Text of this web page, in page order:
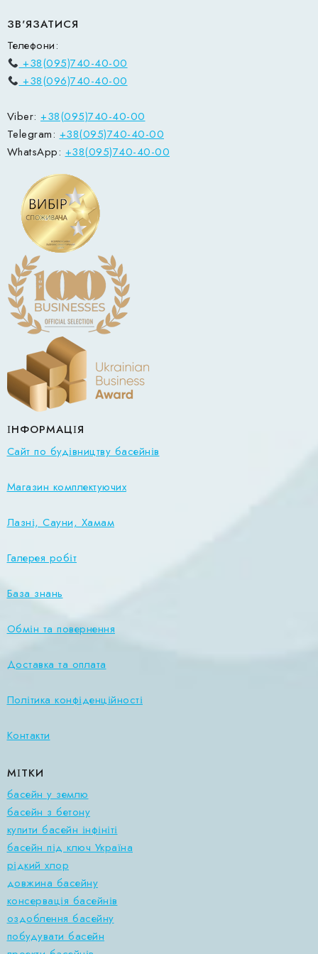
ЗВ'ЯЗАТИСЯ
Телефони:
+38(095)740-40-00
+38(096)740-40-00
Viber: +38(095)740-40-00
Telegram:+38(095)740-40-00
WhatsApp:+38(095)740-40-00
ІНФОРМАЦІЯ
Сайт по будівництву басейнів
Магазин комплектуючих
Лазні, Сауни, Хамам
Галерея робіт
База знань
Обмін та повернення
Доставка та оплата
Політика конфіденційності
Контакти
МІТКИ
басейн у землю
басейн з бетону
купити басейн інфініті
басейн під ключ Україна
рідкий хлор
довжина басейну
консервація басейнів
оздоблення басейну
побудувати басейн